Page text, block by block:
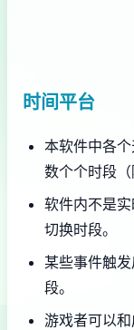
时间平台
本软件中各
数个个时段（
软件内不是
切换时段。
某些事件触
段。
游戏者可以